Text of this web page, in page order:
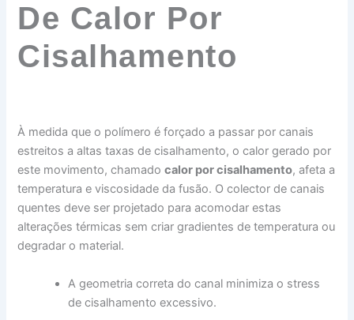
De Calor Por
Cisalhamento
À medida que o polímero é forçado a passar por canais
estreitos a altas taxas de cisalhamento, o calor gerado por
este movimento, chamadocalor por cisalhamento, afeta a
temperatura e viscosidade da fusão. O colector de canais
quentes deve ser projetado para acomodar estas
alterações térmicas sem criar gradientes de temperatura ou
degradar o material.
A geometria correta do canal minimiza o stress
de cisalhamento excessivo.